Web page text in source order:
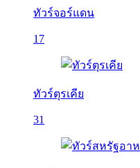
ทัวร์จอร์แดน
17
ทัวร์ตุรเคีย
31